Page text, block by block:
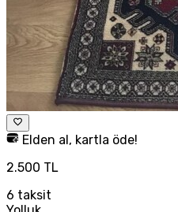
Elden al, kartla öde!
2.500 TL
6 taksit